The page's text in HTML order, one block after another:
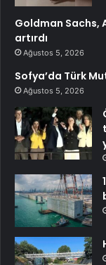
Goldman Sachs,
artırdı
Ağustos 5, 2026
Sofya’da Türk
Ağustos 5, 2026